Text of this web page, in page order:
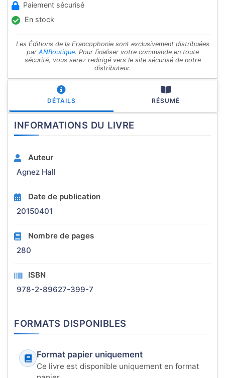
Paiement sécurisé
En stock
Les Éditions de la Francophonie sont exclusivement distribuées
par ANBoutique. Pour finaliser votre commande en toute
sécurité, vous serez redirigé vers le site sécurisé de notre
distributeur.
DÉTAILS RÉSUMÉ
INFORMATIONS DU LIVRE
Auteur
Agnez Hall
Date de publication
20150401
Nombre de pages
280
ISBN
978-2-89627-399-7
FORMATS DISPONIBLES
Format papier uniquement
Ce livre est disponible uniquement en format